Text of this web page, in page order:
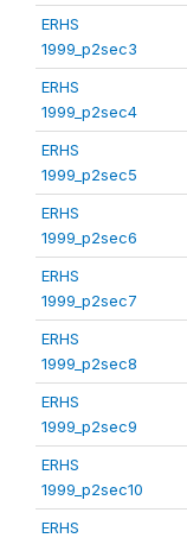
ERHS
1999_p2sec3
ERHS
1999_p2sec4
ERHS
1999_p2sec5
ERHS
1999_p2sec6
ERHS
1999_p2sec7
ERHS
1999_p2sec8
ERHS
1999_p2sec9
ERHS
1999_p2sec10
ERHS